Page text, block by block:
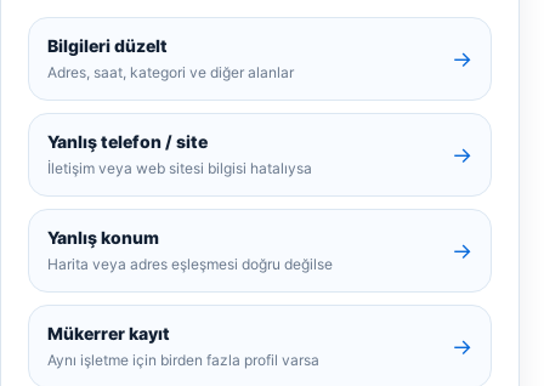
Bilgileri düzelt
Adres, saat, kategori ve diğer alanlar
→
Yanlış telefon / site
İletişim veya web sitesi bilgisi hatalıysa
→
Yanlış konum
Harita veya adres eşleşmesi doğru değilse
→
Mükerrer kayıt
Aynı işletme için birden fazla profil varsa
→